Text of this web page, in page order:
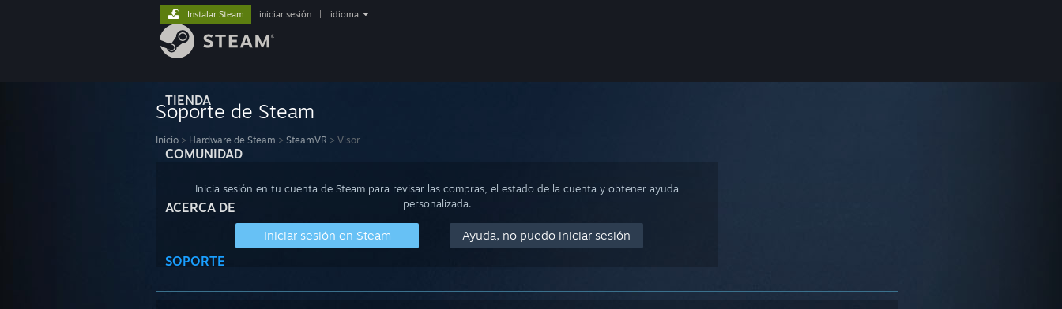
TIENDA
COMUNIDAD
ACERCA DE
SOPORTE
Instalar Steam iniciar sesión idioma
Soporte de Steam
Inicio > Hardware de Steam > SteamVR > Visor
Inicia sesión en tu cuenta de Steam para revisar las compras, el estado de la cuenta y obtener ayuda
personalizada.
Iniciar sesión en Steam Ayuda, no puedo iniciar sesión